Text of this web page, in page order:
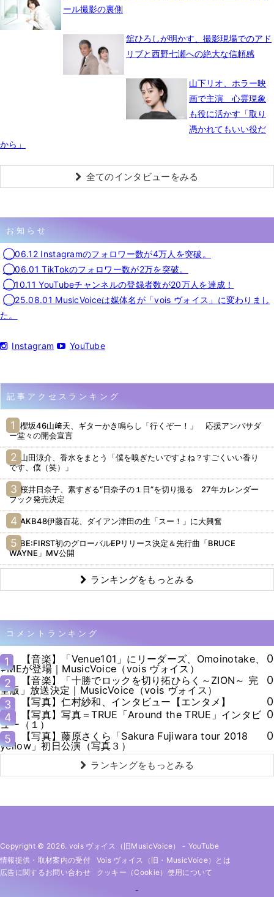
ール撮影の裏側
舘ひろしが明かす、撮影現場でのアド
リブと西野七瀬への絶大な信頼感
山下リオ、ホラー映
画で主演 心霊現象
も役に活かす「取り
憑かれてもいい役だ
から」
全てのインタビューをみる
お知らせ
◯06.12 Instagramのフォロワー数が4万人を突破。
◯06.01 TikTokのフォロワー数が2万を突破。
◯10.11 YouTubeチャンネルの登録者数が20万人を達成！
◯25.08.01 MusicVoiceは媒体名が「vois ヴォイス」に変わりまし
た。
Instagram YouTube
記事アクセスランキング
櫻坂46山﨑天、ギターかき鳴らし「行くぞー！」 応援アンバサダ
ー堂々の開会宣言
山田涼介、香水をまとう「僕を嗅ぎたいですよね？すごくいい香り
です、僕（笑）」
桜井日奈子、素すぎる“日奈子の１日”を切り撮る 27年カレンダー
ブック発売決定
AKB48伊藤百花、ダイアン津田の生「スー！」に大興奮
BE:FIRST初のグローバルEPリリース決定＆先行曲「BRUCE
WAYNE」MV公開
ランキングをもっとみる
コメントランキング
1
【音楽】「Venue101」にリーダーズ、Omoinotake、
≠MEが登場｜MusicVoice（vois ヴォイス）
0
2
【音楽】「十勝でロックを切り拓ひらく～ZION～ 完
全版」放送決定｜MusicVoice（vois ヴォイス）
0
3
【写真】仁村紗和、インタビュー【エンタメ】
0
4
【写真】写真＝TRUE「Around the TRUE」インタビ
ュー（１）
0
5
【写真】藤原さくら「Sakura Fujiwara tour 2018
yellow」初日公演（写真３）
0
ランキングをもっとみる
Copyright © 2026. vois ヴォイス（旧MusicVoice） - YouTube
情報提供・取材案内の受付
Vois ヴォイス（旧・MusicVoice）とは
広告に関するお問い合わせ
クッキー（cookie）使用について
-